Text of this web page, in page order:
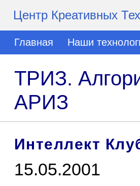
Центр Креативных
Главная Наши
ТРИЗ.
АРИЗ
Интеллект
15.05.2001